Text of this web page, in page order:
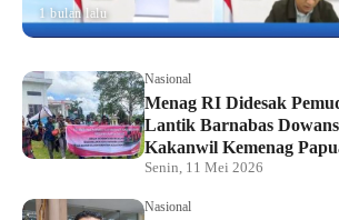
1 bulan lalu
Nasional
Menag RI Didesak
Lantik Barnabas
Kakanwil Kemenag
Senin, 11 Mei 2026
Nasional